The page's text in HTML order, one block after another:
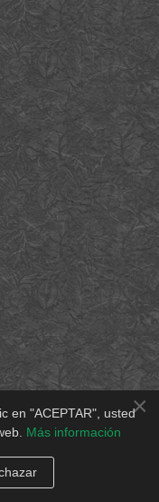
×
en "ACEPTAR", usted
Más información